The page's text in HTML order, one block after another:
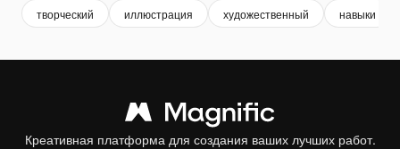
творческий иллюстрация художественный навыки
Креативная платформа для создания ваших лучших работ.